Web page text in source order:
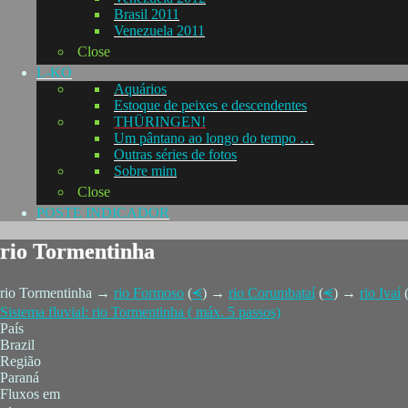
Brasil 2011
Venezuela 2011
Close
L-KO
Aquários
Estoque de peixes e descendentes
THÜRINGEN!
Um pântano ao longo do tempo …
Outras séries de fotos
Sobre mim
Close
POSTE INDICADOR
rio Tormentinha
rio Tormentinha → rio Formoso (⪪) → rio Corumbataí (⪪) → rio Ivaí (
Sistema fluvial: rio Tormentinha ( máx. 5 passos)
País
Brazil
Região
Paraná
Fluxos em